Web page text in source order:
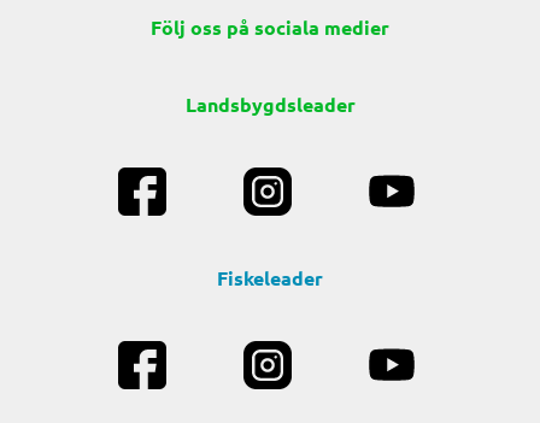
Följ oss på sociala medier
Landsbygdsleader
Fiskeleader